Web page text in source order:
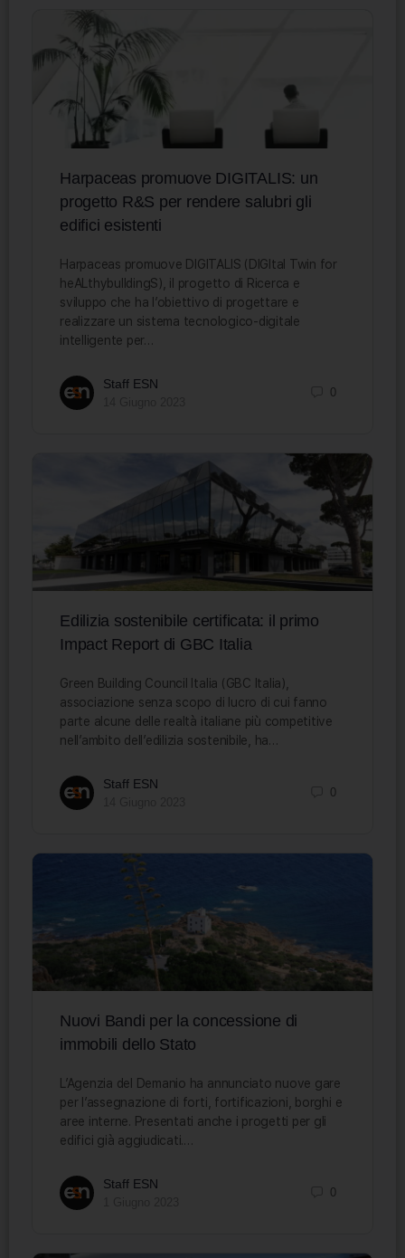
Harpaceas promuove DIGITALIS: un
progetto R&S per rendere salubri gli
edifici esistenti
Harpaceas promuove DIGITALIS (DIGItal Twin for
heALthybuIldingS), il progetto di Ricerca e
sviluppo che ha l’obiettivo di progettare e
realizzare un sistema tecnologico-digitale
intelligente per…
Staff ESN
0
Edilizia sostenibile certificata: il primo
Impact Report di GBC Italia
Green Building Council Italia (GBC Italia),
associazione senza scopo di lucro di cui fanno
parte alcune delle realtà italiane più competitive
nell’ambito dell’edilizia sostenibile, ha…
Staff ESN
0
Nuovi Bandi per la concessione di
immobili dello Stato
L’Agenzia del Demanio ha annunciato nuove gare
per l’assegnazione di forti, fortificazioni, borghi e
aree interne. Presentati anche i progetti per gli
edifici già aggiudicati.…
Staff ESN
0